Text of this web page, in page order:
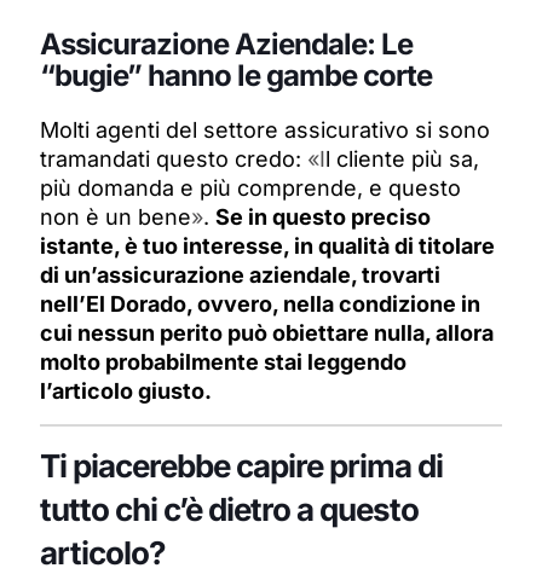
Assicurazione Aziendale: Le
“bugie” hanno le gambe corte
Molti agenti del settore assicurativo si sono
tramandati questo credo: «Il cliente più sa,
più domanda e più comprende, e questo
non è un bene». Se in questo preciso
istante, è tuo interesse, in qualità di titolare
di un’assicurazione aziendale, trovarti
nell’El Dorado, ovvero, nella condizione in
cui nessun perito può obiettare nulla, allora
molto probabilmente stai leggendo
l’articolo giusto.
Ti piacerebbe capire prima di
tutto chi c’è dietro a questo
articolo?